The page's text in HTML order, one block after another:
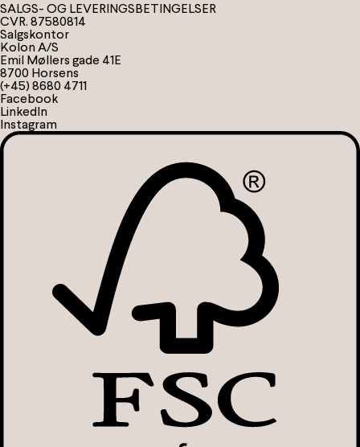
SALGS- OG LEVERINGSBETINGELSER
CVR. 87580814
Salgskontor
Kolon A/S
Emil Møllers gade 41E
8700 Horsens
(+45) 8680 4711
Facebook
LinkedIn
Instagram